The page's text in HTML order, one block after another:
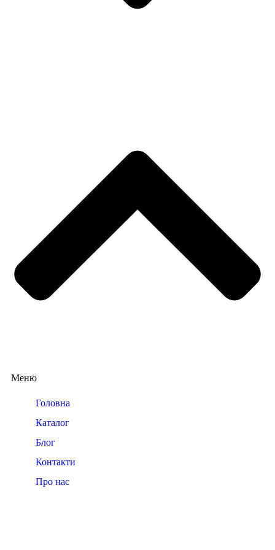
Меню
Головна
Каталог
Блог
Контакти
Про нас